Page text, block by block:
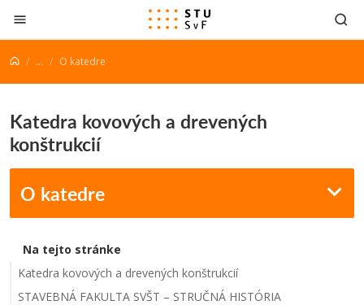
Prejsť na obsah
... O katedre
Katedra kovových a drevených
konštrukcií
O katedre
Na tejto stránke
Katedra kovových a drevených konštrukcií
STAVEBNÁ FAKULTA SVŠT – STRUČNÁ HISTÓRIA